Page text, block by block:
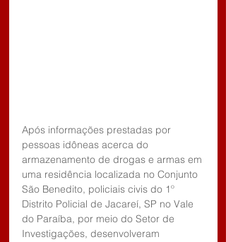
Após informações prestadas por
pessoas idôneas acerca do
armazenamento de drogas e armas em
uma residência localizada no Conjunto
São Benedito, policiais civis do 1º
Distrito Policial de Jacareí, SP no Vale
do Paraíba, por meio do Setor de
Investigações, desenvolveram